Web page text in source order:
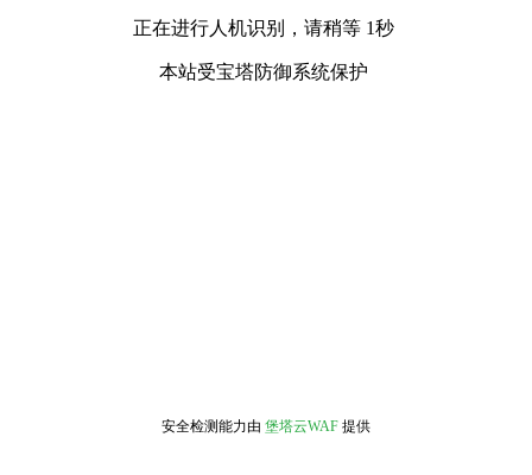
正在进行人机识别，请稍等 1秒
本站受宝塔防御系统保护
安全检测能力由 堡塔云WAF 提供